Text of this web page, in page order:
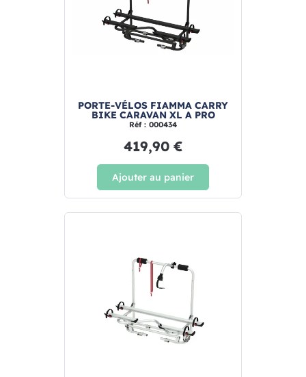
PORTE-VÉLOS FIAMMA CARRY
BIKE CARAVAN XL A PRO
Réf : 000434
419,90 €
Ajouter au panier